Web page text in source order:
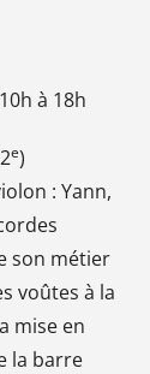
à 18h
e)
: Yann,
son métier
voûtes à la
mise en
la barre